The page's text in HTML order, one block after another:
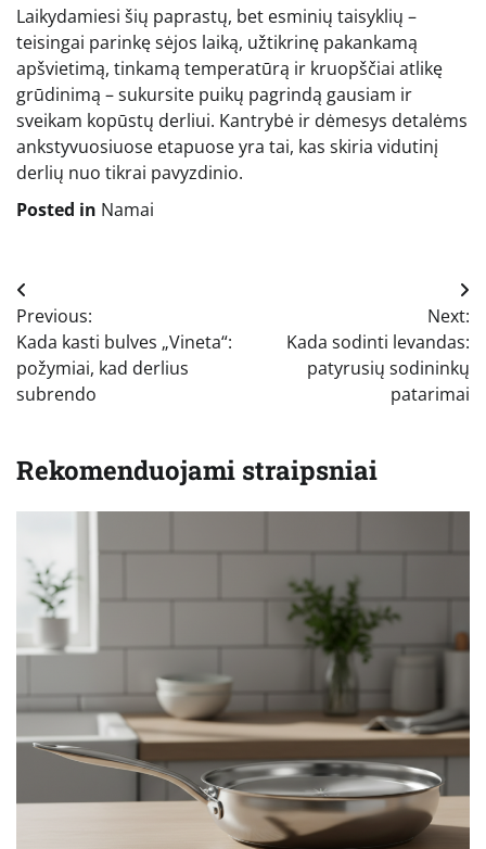
Laikydamiesi šių paprastų, bet esminių taisyklių –
teisingai parinkę sėjos laiką, užtikrinę pakankamą
apšvietimą, tinkamą temperatūrą ir kruopščiai atlikę
grūdinimą – sukursite puikų pagrindą gausiam ir
sveikam kopūstų derliui. Kantrybė ir dėmesys detalėms
ankstyvuosiuose etapuose yra tai, kas skiria vidutinį
derlių nuo tikrai pavyzdinio.
Posted in Namai
Navigacija
tarp
įrašų
Previous:
Kada kasti bulves „Vineta“:
požymiai, kad derlius
subrendo
Next:
Kada sodinti levandas:
patyrusių sodininkų
patarimai
Rekomenduojami straipsniai